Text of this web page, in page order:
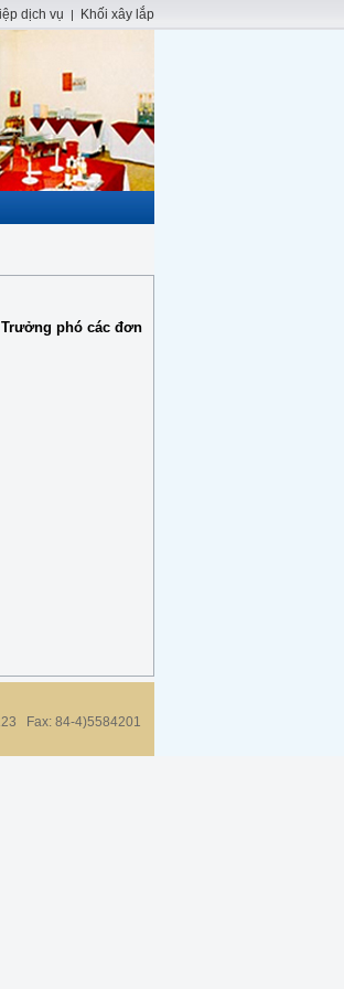
dịch vụ | Khối xây lắp
phó các đơn
Fax: 84-4)5584201